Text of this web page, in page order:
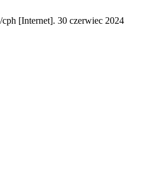
[Internet]. 30 czerwiec 2024